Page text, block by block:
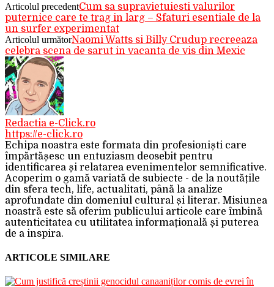
Articolul precedentCum sa supravietuiesti valurilor
puternice care te trag in larg – Sfaturi esentiale de la
un surfer experimentat
Articolul următorNaomi Watts si Billy Crudup recreeaza
celebra scena de sarut in vacanta de vis din Mexic
Redactia e-Click.ro
https://e-click.ro
Echipa noastra este formata din profesioniști care
împărtășesc un entuziasm deosebit pentru
identificarea și relatarea evenimentelor semnificative.
Acoperim o gamă variată de subiecte - de la noutățile
din sfera tech, life, actualitati, până la analize
aprofundate din domeniul cultural și literar. Misiunea
noastră este să oferim publicului articole care îmbină
autenticitatea cu utilitatea informațională și puterea
de a inspira.
ARTICOLE SIMILARE